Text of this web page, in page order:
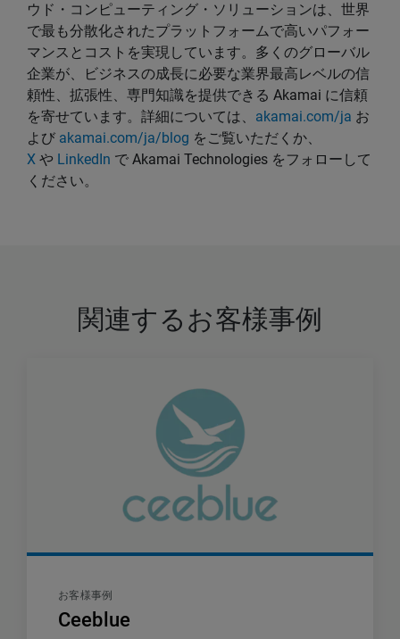
ウド・コンピューティング・ソリューションは、世界
で最も分散化されたプラットフォームで高いパフォー
マンスとコストを実現しています。多くのグローバル
企業が、ビジネスの成長に必要な業界最高レベルの信
頼性、拡張性、専門知識を提供できる Akamai に信頼
を寄せています。詳細については、 akamai.com/ja お
よび akamai.com/ja/blog をご覧いただくか、
X や LinkedIn で Akamai Technologies をフォローして
ください。
関連するお客様事例
お客様事例
Ceeblue